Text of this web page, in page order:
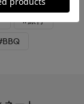
#旅行